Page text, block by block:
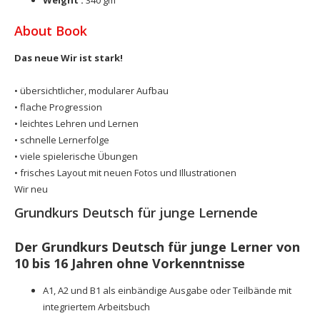
About Book
Das neue Wir ist stark!
• übersichtlicher, modularer Aufbau
• flache Progression
• leichtes Lehren und Lernen
• schnelle Lernerfolge
• viele spielerische Übungen
• frisches Layout mit neuen Fotos und Illustrationen
Wir neu
Grundkurs Deutsch für junge Lernende
Der Grundkurs Deutsch für junge Lerner von
10 bis 16 Jahren ohne Vorkenntnisse
A1, A2 und B1 als einbändige Ausgabe oder Teilbände mit
integriertem Arbeitsbuch